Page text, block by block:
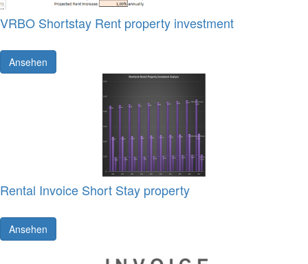
VRBO Shortstay Rent property investment
Ansehen
Rental Invoice Short Stay property
Ansehen